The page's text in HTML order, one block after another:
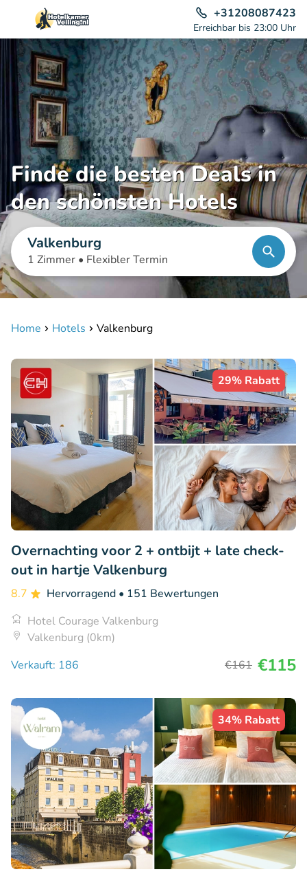
+31208087423
Erreichbar bis 23:00 Uhr
Finde die besten Deals in
den schönsten Hotels
Valkenburg
1 Zimmer • Flexibler Termin
Home Hotels Valkenburg
29% Rabatt
Overnachting voor 2 + ontbijt + late check-
out in hartje Valkenburg
8.7 Hervorragend • 151 Bewertungen
Hotel Courage Valkenburg
Valkenburg (0km)
Verkauft: 186
€161 €115
34% Rabatt